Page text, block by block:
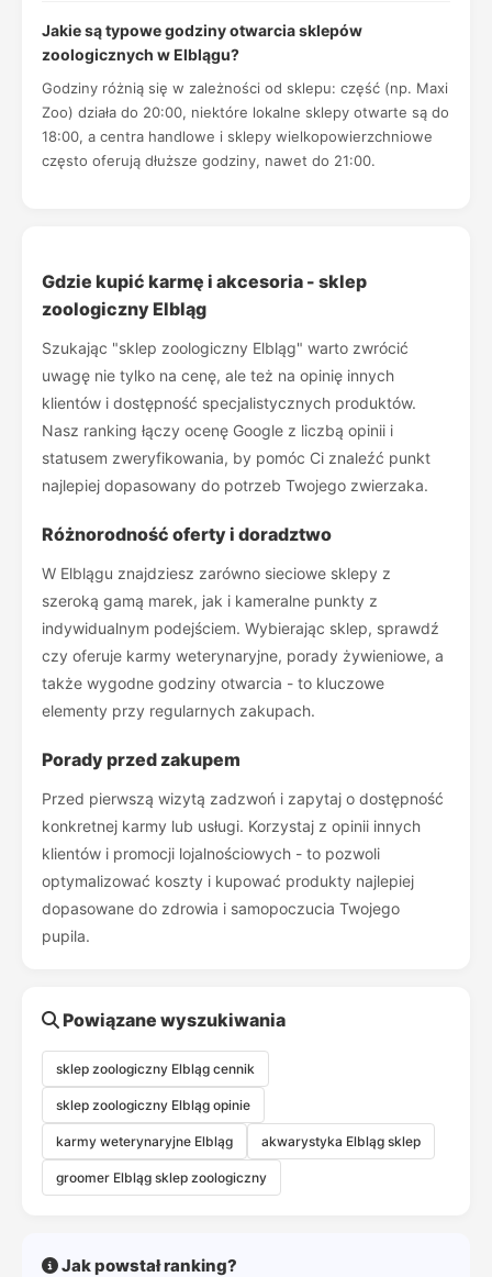
Jakie są typowe godziny otwarcia sklepów
zoologicznych w Elblągu?
Godziny różnią się w zależności od sklepu: część (np. Maxi
Zoo) działa do 20:00, niektóre lokalne sklepy otwarte są do
18:00, a centra handlowe i sklepy wielkopowierzchniowe
często oferują dłuższe godziny, nawet do 21:00.
Gdzie kupić karmę i akcesoria - sklep
zoologiczny Elbląg
Szukając "sklep zoologiczny Elbląg" warto zwrócić
uwagę nie tylko na cenę, ale też na opinię innych
klientów i dostępność specjalistycznych produktów.
Nasz ranking łączy ocenę Google z liczbą opinii i
statusem zweryfikowania, by pomóc Ci znaleźć punkt
najlepiej dopasowany do potrzeb Twojego zwierzaka.
Różnorodność oferty i doradztwo
W Elblągu znajdziesz zarówno sieciowe sklepy z
szeroką gamą marek, jak i kameralne punkty z
indywidualnym podejściem. Wybierając sklep, sprawdź
czy oferuje karmy weterynaryjne, porady żywieniowe, a
także wygodne godziny otwarcia - to kluczowe
elementy przy regularnych zakupach.
Porady przed zakupem
Przed pierwszą wizytą zadzwoń i zapytaj o dostępność
konkretnej karmy lub usługi. Korzystaj z opinii innych
klientów i promocji lojalnościowych - to pozwoli
optymalizować koszty i kupować produkty najlepiej
dopasowane do zdrowia i samopoczucia Twojego
pupila.
Powiązane wyszukiwania
sklep zoologiczny Elbląg cennik
sklep zoologiczny Elbląg opinie
karmy weterynaryjne Elbląg akwarystyka Elbląg sklep
groomer Elbląg sklep zoologiczny
Jak powstał ranking?